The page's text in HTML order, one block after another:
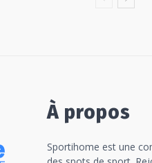
À propos
Sportihome est une